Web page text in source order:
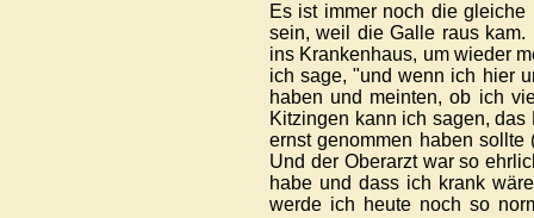
Es ist immer noch die
sein, weil die Galle raus
ins Krankenhaus, um wieder
ich sage, "und wenn ich hier
haben und meinten, ob ich
Kitzingen kann ich sagen,
ernst genommen haben
Und der Oberarzt war so
habe und dass ich krank
werde ich heute noch so